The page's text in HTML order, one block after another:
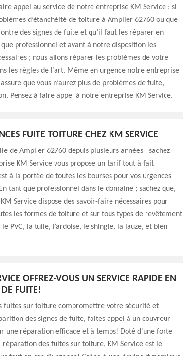
appel au service de notre entreprise KM Service ; si
d’étanchéité de toiture à Amplier 62760 ou que
des signes de fuite et qu’il faut les réparer en
professionnel et ayant à notre disposition les
; nous allons réparer les problèmes de votre
les règles de l’art. Même en urgence notre entreprise
que vous n’aurez plus de problèmes de fuite,
Pensez à faire appel à notre entreprise KM Service.
FUITE TOITURE CHEZ KM SERVICE
de Amplier 62760 depuis plusieurs années ; sachez
KM Service vous propose un tarif tout à fait
à la portée de toutes les bourses pour vos urgences
tant que professionnel dans le domaine ; sachez que,
Service dispose des savoir-faire nécessaires pour
les formes de toiture et sur tous types de revêtement
PVC, la tuile, l’ardoise, le shingle, la lauze, et bien
OFFREZ-VOUS UN SERVICE RAPIDE EN
FUITE!
fuites sur toiture compromettre votre sécurité et
des signes de fuite, faites appel à un couvreur
une réparation efficace et à temps! Doté d'une forte
réparation des fuites sur toiture, KM Service est le